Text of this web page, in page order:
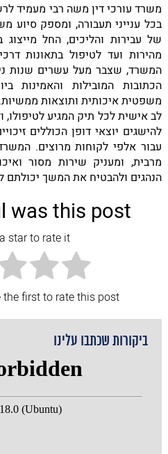
משרד עורכי דין משה רבי מעמיד
בכל ענייני תעבורה, ומספק סיוע
של עבירות והליכים, החל מייצוג
מהירות ועד לטיפול בתאונות
המשרד, שצבר מעל עשרים שנות
הכתובות המובילות והאמינות
משפטית איכותית ותוצאות
לב אישית לכל תיק המגיע
להישגים יוצאי דופן הכוללים
עבור אלפי לקוחות מרוצים.
מרבית, ומעניק שירות מסור
הנהגים ולהבטיח את המשך יכולתם
this post?
star to rate it!
first to rate this post.
ביקורות שכתבו עלינו